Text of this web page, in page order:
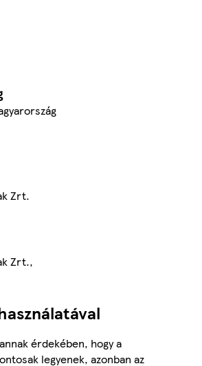
Zrt.
Zrt.,
érdekében, hogy a
legyenek, azonban az